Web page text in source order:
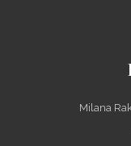
Milana